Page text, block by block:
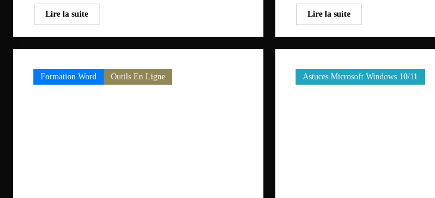
Lire la suite Lire la suite
Formation Word Outils En Ligne Astuces Microsoft Windows 10/11